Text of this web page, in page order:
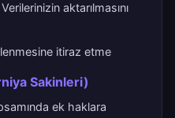
Verilerinizin aktarılmasını
itiraz etme
Sakinleri)
ek haklara